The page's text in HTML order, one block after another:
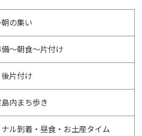
の集い
〜朝食〜片付け
片付け
内まち歩き
ル到着・昼食・お土産タイム